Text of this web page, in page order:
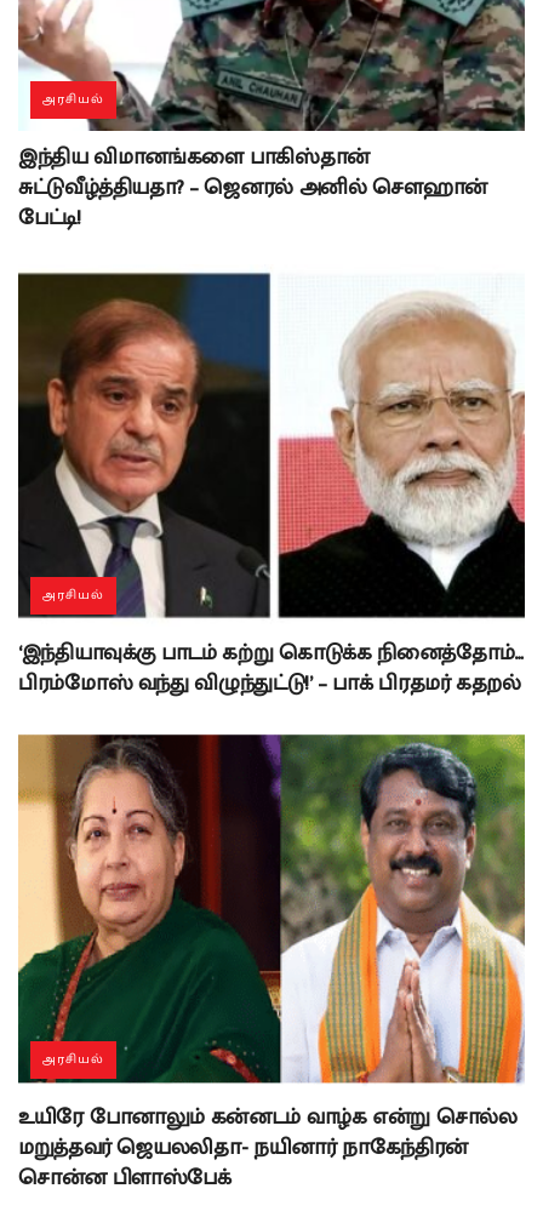
அரசியல்
இந்திய விமானங்களை பாகிஸ்தான்
சுட்டுவீழ்த்தியதா? – ஜெனரல் அனில் சௌஹான்
பேட்டி!
அரசியல்
‘இந்தியாவுக்கு பாடம் கற்று கொடுக்க நினைத்தோம்…
பிரம்மோஸ் வந்து விழுந்துட்டு!’ – பாக் பிரதமர் கதறல்
அரசியல்
உயிரே போனாலும் கன்னடம் வாழ்க என்று சொல்ல
மறுத்தவர் ஜெயலலிதா- நயினார் நாகேந்திரன்
சொன்ன பிளாஸ்பேக்